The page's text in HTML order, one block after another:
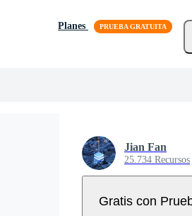
Planes
Jian Fan
25.734 Recursos
Gratis con